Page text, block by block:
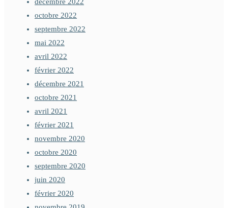
octobre 2022
septembre 2022
mai 2022
avril 2022
février 2022
décembre 2021
octobre 2021
avril 2021
février 2021
novembre 2020
octobre 2020
septembre 2020
juin 2020
février 2020